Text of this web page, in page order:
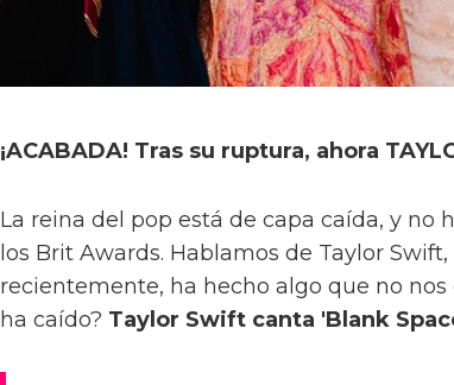
¡ACABADA! Tras su ruptura, ahora
La reina del pop está de capa caída, y no
los Brit Awards. Hablamos de Taylor
recientemente, ha hecho algo que no nos
ha caído? Taylor Swift canta 'Blank